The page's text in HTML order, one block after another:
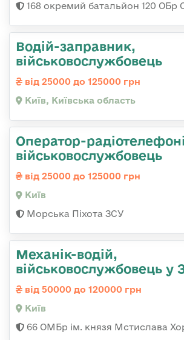
168 окремий батальйон 120 ОБр
Водій-заправник,
військовослужбовець
від 25000 до 125000 грн
Київ, Київська область
Оператор-
військовослужбовець
від 25000 до 125000 грн
Київ
Морська Піхота ЗСУ
Механік-водій,
військовослужбовець у
від 50000 до 120000 грн
Київ
66 ОМБр ім. князя Мстислава